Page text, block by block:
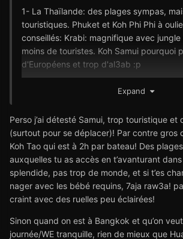
1- La Thaïlande: des plages sympas,
touristiques. Phuket et Koh Phi Phi à
conseillés: Krabi: magnifique avec
moins de touristes. Koh Samui pourquoi
d'Européens et trop d'al3ab :p
Sinon, Koh Chang dans l'est c'est pas
Lanta c'est pas mal du tout. Bonus pour
Expand
Perso j’ai détesté Samui, trop touristique et
(surtout pour se déplacer)! Par contre gros
Koh Tao qui est à 2h par bateau! Des
auxquelles tu as accès en t’avanturant
splendide, pas trop de monde, et si t’es
nager avec les bébé requins, 7aja raw3a!
craint avec des ruelles peu éclairées!
Sinon quand on est à Bangkok et qu’on
journée/WE tranquille, rien de mieux que